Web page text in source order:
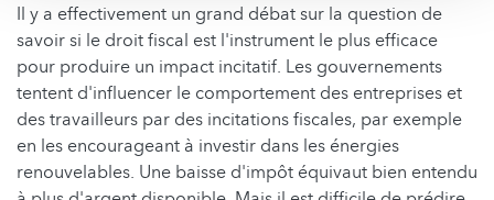
Il y a effectivement un grand débat sur la question de
savoir si le droit fiscal est l'instrument le plus efficace
pour produire un impact incitatif. Les gouvernements
tentent d'influencer le comportement des entreprises et
des travailleurs par des incitations fiscales, par exemple
en les encourageant à investir dans les énergies
renouvelables. Une baisse d'impôt équivaut bien entendu